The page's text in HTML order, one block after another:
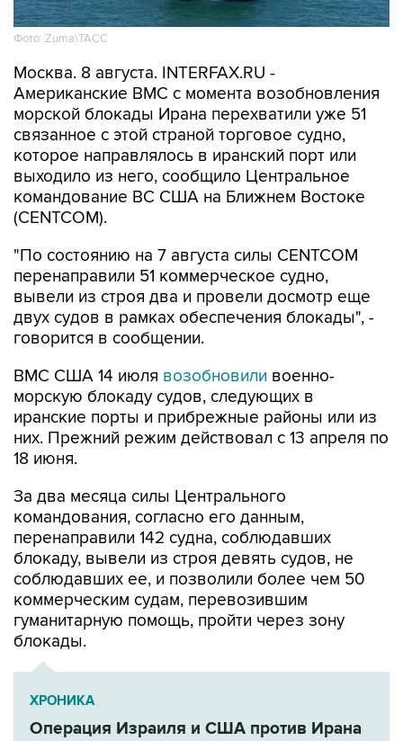
Фото: Zuma\ТАСС
Москва. 8 августа. INTERFAX.RU -
Американские ВМС с момента возобновления
морской блокады Ирана перехватили уже 51
связанное с этой страной торговое судно,
которое направлялось в иранский порт или
выходило из него, сообщило Центральное
командование ВС США на Ближнем Востоке
(CENTCOM).
"По состоянию на 7 августа силы CENTCOM
перенаправили 51 коммерческое судно,
вывели из строя два и провели досмотр еще
двух судов в рамках обеспечения блокады", -
говорится в сообщении.
ВМС США 14 июля возобновили военно-
морскую блокаду судов, следующих в
иранские порты и прибрежные районы или из
них. Прежний режим действовал с 13 апреля по
18 июня.
За два месяца силы Центрального
командования, согласно его данным,
перенаправили 142 судна, соблюдавших
блокаду, вывели из строя девять судов, не
соблюдавших ее, и позволили более чем 50
коммерческим судам, перевозившим
гуманитарную помощь, пройти через зону
блокады.
ХРОНИКА
Операция Израиля и США против Ирана